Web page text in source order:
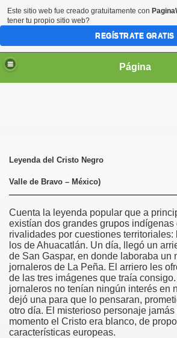
Página
Leyenda del Cristo Negro
Valle de Bravo – México)
Cuenta la leyenda popular que a
existían dos grandes grupos indígenas
rivalidades por cuestiones territoriales:
los de Ahuacatlán. Un día, llegó un
de San Gaspar, en donde laboraba un
jornaleros de La Peña. El arriero les
de las tres imágenes que traía
jornaleros no tenían ningún interés en
dejó una para que lo pensaran,
otro día. El misterioso personaje jamás
momento el Cristo era blanco, de
características europeas.
Este sitio web fue creado gratuitamente con
tener tu propio sitio web?
REGÍSTRATE GRATIS